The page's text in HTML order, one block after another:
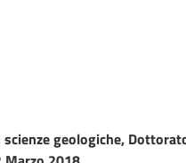
scienze geologiche,